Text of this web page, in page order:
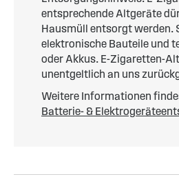
entsprechende Altgeräte
Hausmüll entsorgt werden.
elektronische Bauteile und
oder Akkus. E-Zigaretten-
unentgeltlich an uns
Weitere Informationen
Batterie- &